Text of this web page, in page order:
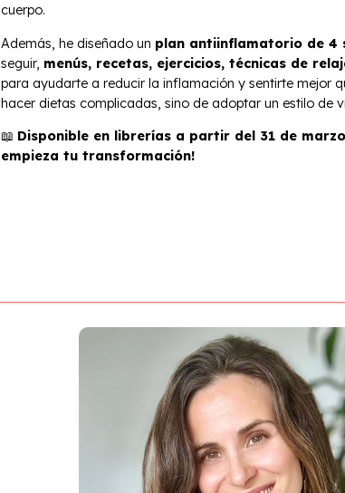
cuerpo.
Además, he diseñado un plan antiinflamatorio de 4
seguir, menús, recetas, ejercicios, técnicas de
para ayudarte a reducir la inflamación y sentirte mejor
hacer dietas complicadas, sino de adoptar un estilo de
📖 Disponible en librerías a partir del 31 de
empieza tu transformación!